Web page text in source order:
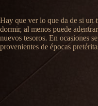
Hay que ver lo que da de si un
dormir, al menos puede
nuevos tesoros. En ocasiones
provenientes de épocas